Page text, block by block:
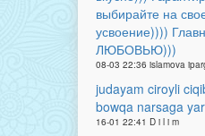
выбирайте на
усвоение))))
ЛЮБОВЬЮ)))
08-03 22:36 islamova
judayam ciroyli
bowqa narsaga
16-01 22:41 D i l i m